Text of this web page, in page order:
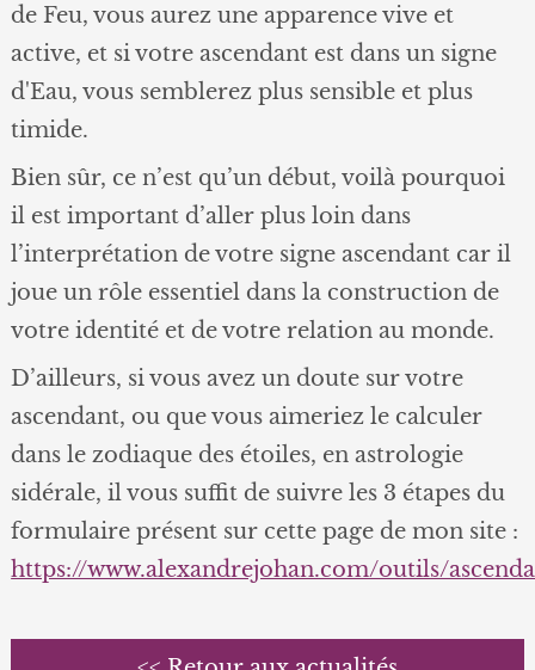
de Feu, vous aurez une apparence vive et
active, et si votre ascendant est dans un signe
d'Eau, vous semblerez plus sensible et plus
timide.
Bien sûr, ce n’est qu’un début, voilà pourquoi
il est important d’aller plus loin dans
l’interprétation de votre signe ascendant car il
joue un rôle essentiel dans la construction de
votre identité et de votre relation au monde.
D’ailleurs, si vous avez un doute sur votre
ascendant, ou que vous aimeriez le calculer
dans le zodiaque des étoiles, en astrologie
sidérale, il vous suffit de suivre les 3 étapes du
formulaire présent sur cette page de mon site :
https://www.alexandrejohan.com/outils/